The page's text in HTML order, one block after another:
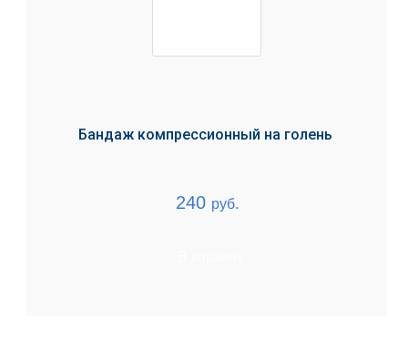
Бандаж компрессионный на голень
240 руб.